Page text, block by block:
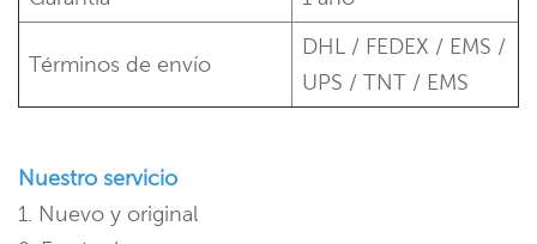
Términos de envío
DHL / FEDEX / EMS /
UPS / TNT / EMS
Nuestro servicio
1. Nuevo y original